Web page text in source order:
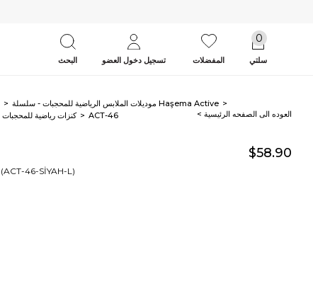
سلتي
0
البحث المفضلات تسجيل دخول العضو
موديلات الملابس الرياضية للمحجبات - سلسلة Haşema Active
كنزات رياضية للمحجبات ACT-46 < العوده‌ الی الصفحه‌ الرئیسیة
$58.90
(ACT-46-SİYAH-L)